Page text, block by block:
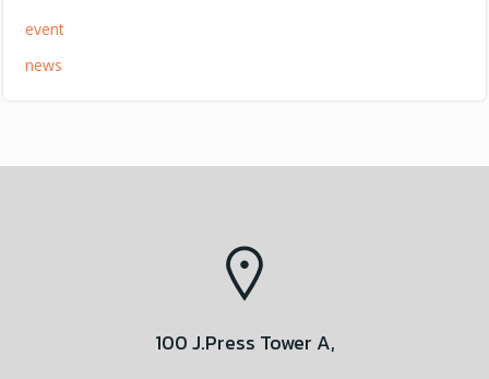
event
news
100 J.Press Tower A,